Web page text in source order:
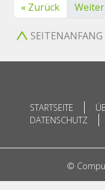
« Zurück
SEITENANFANG
STARTSEITE
DATENSCHUTZ
©